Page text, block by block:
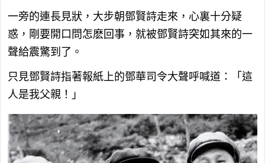
一旁的連長見狀，大步朝鄧賢詩走來，心裏十分疑
惑，剛要開口問怎麽回事，就被鄧賢詩突如其來的一
聲給震驚到了。
只見鄧賢詩指著報紙上的鄧華司令大聲呼喊道：「這
人是我父親！」